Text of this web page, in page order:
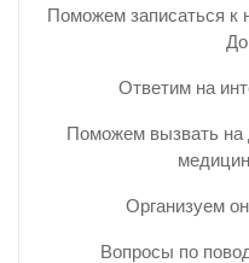
Поможем записаться к
Ответим на
Поможем вызвать
Организуем
Вопросы по